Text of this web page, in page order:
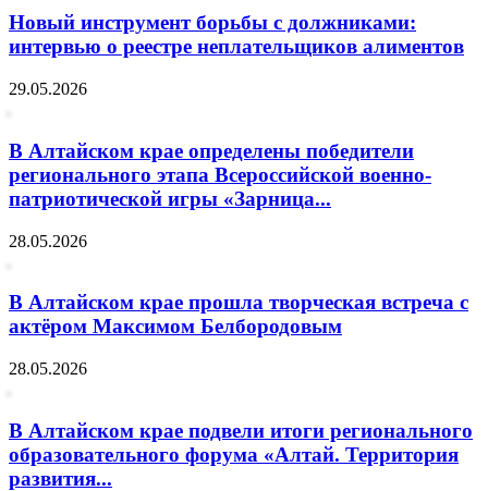
Новый инструмент борьбы с должниками:
интервью о реестре неплательщиков алиментов
29.05.2026
В Алтайском крае определены победители
регионального этапа Всероссийской военно-
патриотической игры «Зарница...
28.05.2026
В Алтайском крае прошла творческая встреча с
актёром Максимом Белбородовым
28.05.2026
В Алтайском крае подвели итоги регионального
образовательного форума «Алтай. Территория
развития...